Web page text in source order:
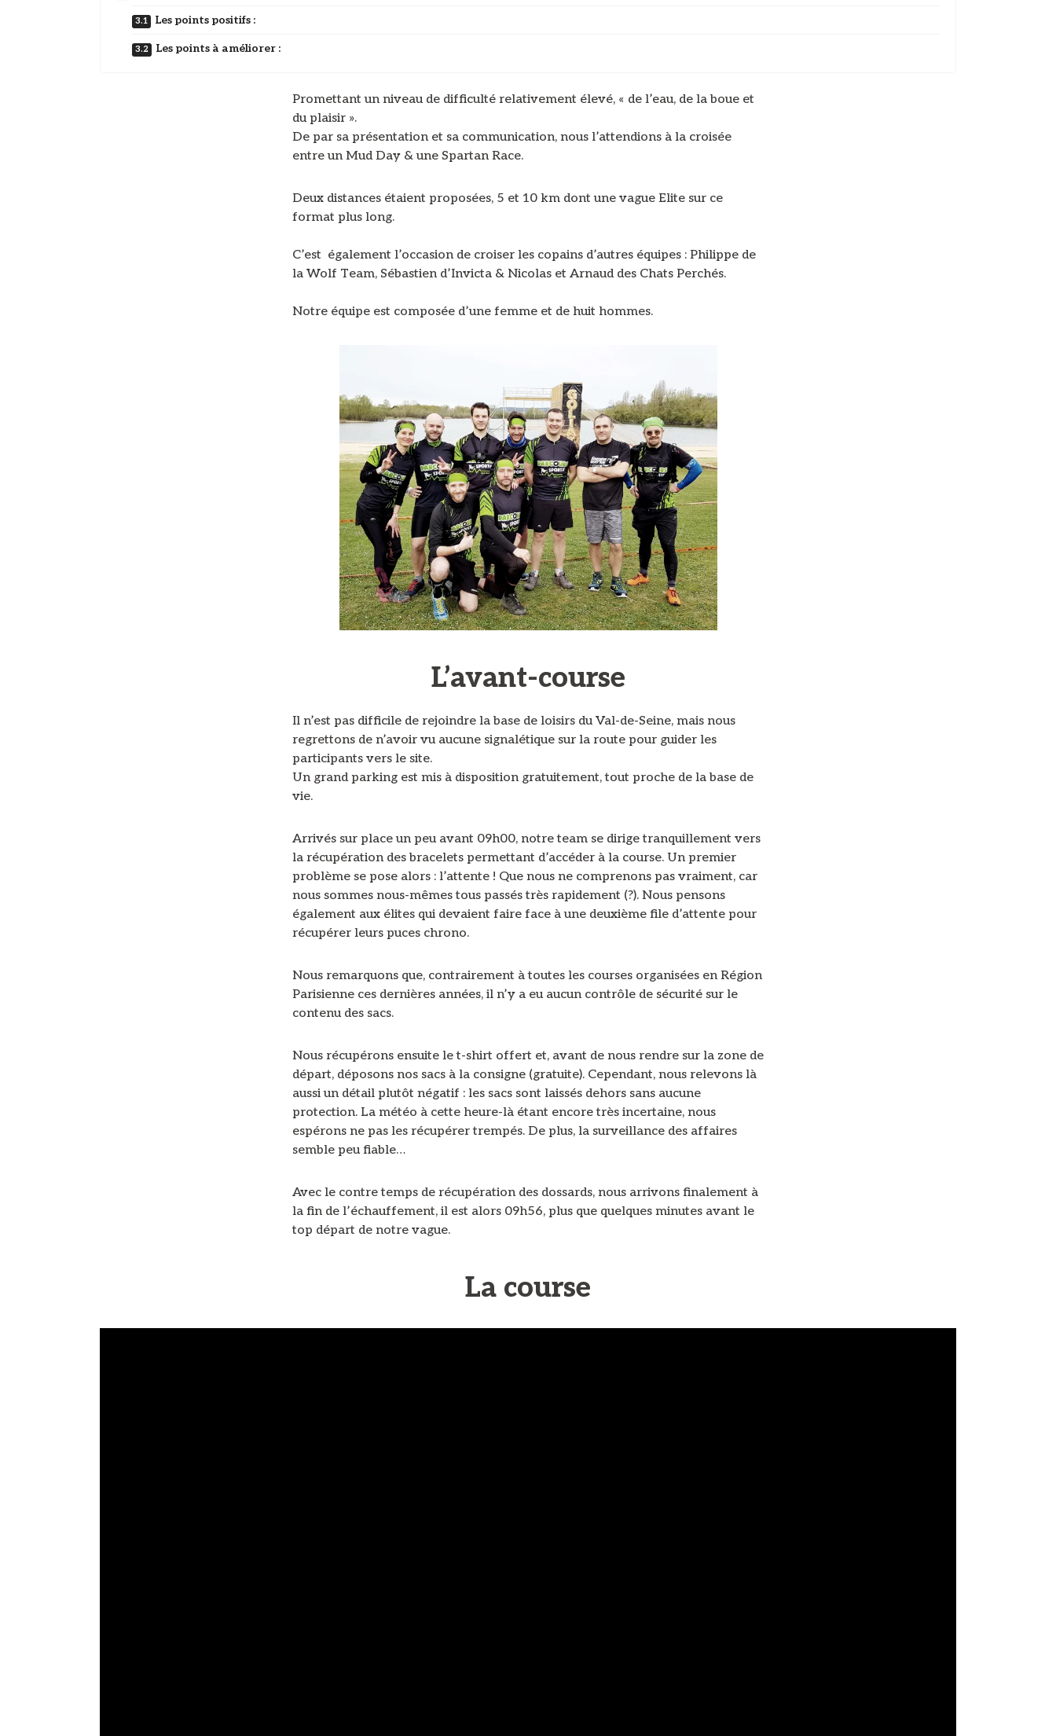
Les points positifs :
Les points à améliorer :
Promettant un niveau de difficulté relativement élevé, « de l’eau, de la boue et
du plaisir ».
De par sa présentation et sa communication, nous l’attendions à la croisée
entre un Mud Day & une Spartan Race.
Deux distances étaient proposées, 5 et 10 km dont une vague Elite sur ce
format plus long.
C’est également l’occasion de croiser les copains d’autres équipes : Philippe de
la Wolf Team, Sébastien d’Invicta & Nicolas et Arnaud des Chats Perchés.
Notre équipe est composée d’une femme et de huit hommes.
L’avant-course
Il n’est pas difficile de rejoindre la base de loisirs du Val-de-Seine, mais nous
regrettons de n’avoir vu aucune signalétique sur la route pour guider les
participants vers le site.
Un grand parking est mis à disposition gratuitement, tout proche de la base de
vie.
Arrivés sur place un peu avant 09h00, notre team se dirige tranquillement vers
la récupération des bracelets permettant d’accéder à la course. Un premier
problème se pose alors : l’attente ! Que nous ne comprenons pas vraiment, car
nous sommes nous-mêmes tous passés très rapidement (?). Nous pensons
également aux élites qui devaient faire face à une deuxième file d’attente pour
récupérer leurs puces chrono.
Nous remarquons que, contrairement à toutes les courses organisées en Région
Parisienne ces dernières années, il n’y a eu aucun contrôle de sécurité sur le
contenu des sacs.
Nous récupérons ensuite le t-shirt offert et, avant de nous rendre sur la zone de
départ, déposons nos sacs à la consigne (gratuite). Cependant, nous relevons là
aussi un détail plutôt négatif : les sacs sont laissés dehors sans aucune
protection. La météo à cette heure-là étant encore très incertaine, nous
espérons ne pas les récupérer trempés. De plus, la surveillance des affaires
semble peu fiable…
Avec le contre temps de récupération des dossards, nous arrivons finalement à
la fin de l’échauffement, il est alors 09h56, plus que quelques minutes avant le
top départ de notre vague.
La course